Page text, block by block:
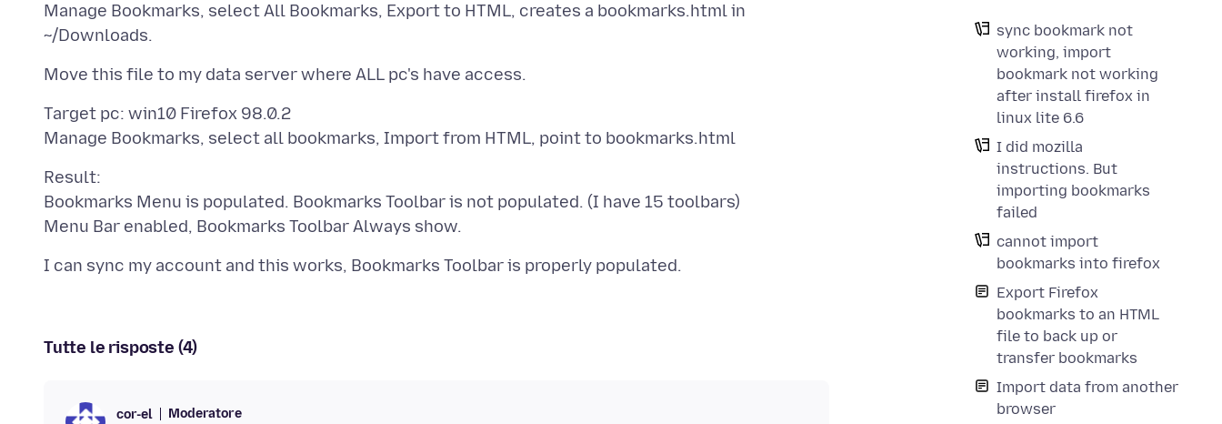
sync bookmark not
working, import
bookmark not working
after install firefox in
linux lite 6.6
I did mozilla
instructions. But
importing bookmarks
failed
cannot import
bookmarks into firefox
Export Firefox
bookmarks to an HTML
file to back up or
transfer bookmarks
Import data from another
browser
Manage Bookmarks, select All Bookmarks, Export to HTML, creates a bookmarks.html in
Target pc: win10 Firefox 98.0.2
Result:
Bookmarks Menu is populated. Bookmarks Toolbar is not populated. (I have 15 toolbars)
Tutte le risposte (4)
cor-el Moderatore